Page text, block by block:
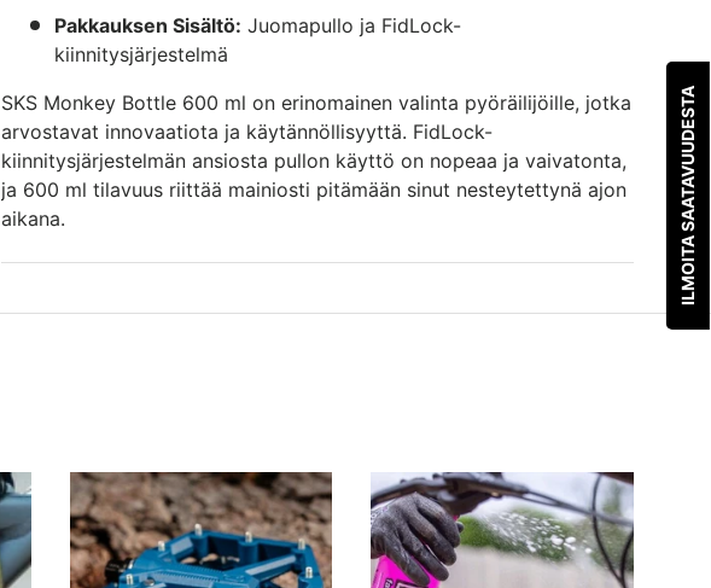
Pakkauksen Sisältö: Juomapullo ja FidLock-
kiinnitysjärjestelmä
SKS Monkey Bottle 600 ml on erinomainen valinta pyöräilijöille, jotka
arvostavat innovaatiota ja käytännöllisyyttä. FidLock-
kiinnitysjärjestelmän ansiosta pullon käyttö on nopeaa ja vaivatonta,
ja 600 ml tilavuus riittää mainiosti pitämään sinut nesteytettynä ajon
aikana.
ILMOITA SAATAVUUDESTA